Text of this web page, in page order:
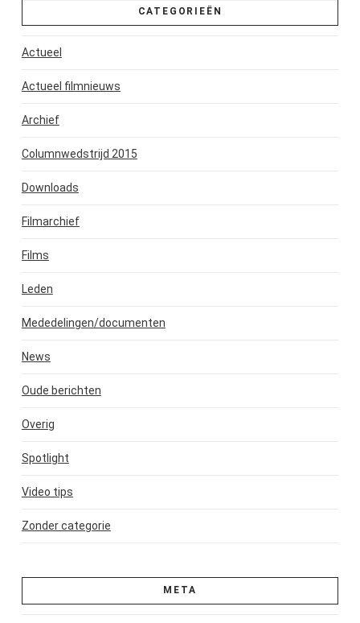
CATEGORIEËN
Actueel
Actueel filmnieuws
Archief
Columnwedstrijd 2015
Downloads
Filmarchief
Films
Leden
Mededelingen/documenten
News
Oude berichten
Overig
Spotlight
Video tips
Zonder categorie
META